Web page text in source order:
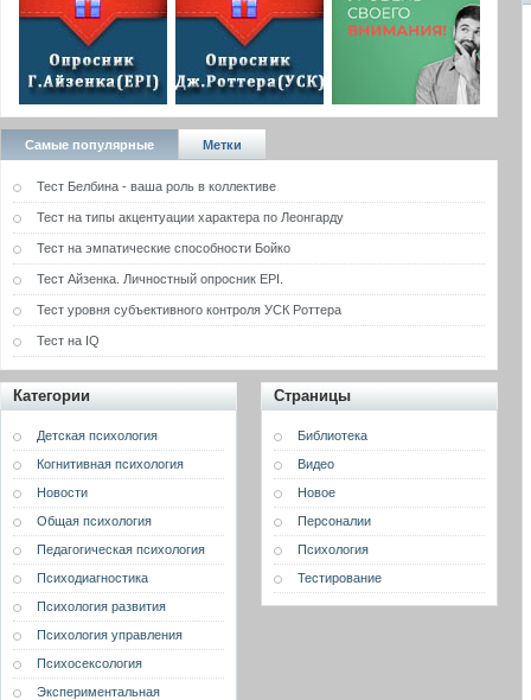
Самые популярные Метки
Тест Белбина - ваша роль в коллективе
Тест на типы акцентуации характера по Леонгарду
Тест на эмпатические способности Бойко
Тест Айзенка. Личностный опросник EPI.
Тест уровня субъективного контроля УСК Роттера
Тест на IQ
Категории
Детская психология
Когнитивная психология
Новости
Общая психология
Педагогическая психология
Психодиагностика
Психология развития
Психология управления
Психосексология
Экспериментальная
Страницы
Библиотека
Видео
Новое
Персоналии
Психология
Тестирование